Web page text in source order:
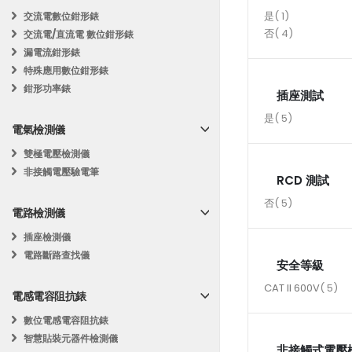
是 1商
品
否 4商
插座測試
是 5商
RCD 測試
否 5商
安全等級
CAT II 600V 5商
交流電數位鉗形錶
交流電/直流電 數位鉗形錶
漏電流鉗形錶
特殊應用數位鉗形錶
鉗形功率錶
電氣檢測儀
雙極電壓檢測儀
非接觸電壓驗電筆
電路檢測儀
插座檢測儀
電路斷路查找儀
電感電容阻抗錶
數位電感電容阻抗錶
智慧貼裝元器件檢測儀